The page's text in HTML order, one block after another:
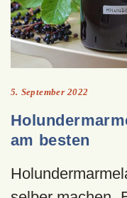
5. September 2022
am besten